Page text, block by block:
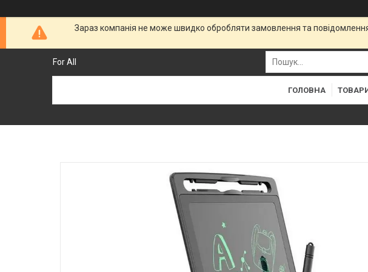
Зараз компанія не може швидко обробляти замовлення та
For All
ГОЛОВНА